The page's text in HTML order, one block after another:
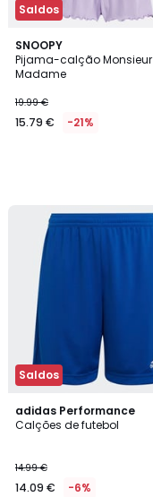
Saldos
SNOOPY
Pijama-calção Monsieur
Madame
19.99 €
15.79 € -21%
Saldos
adidas Performance
Calções de futebol
14.99 €
14.09 € -6%
4,8
/ 5